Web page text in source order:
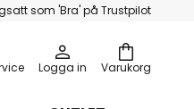
som 'Bra' på Trustpilot
Varukorg
Logga in